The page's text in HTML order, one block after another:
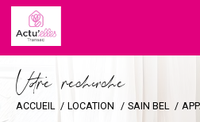
Vore recece
ACCUEIL LOCATION SAIN BEL